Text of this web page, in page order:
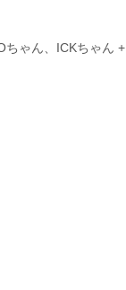
ちゃん、ICKちゃん +